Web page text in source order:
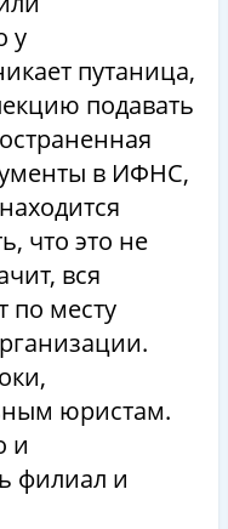
у
путаница,
подавать
в ИФНС,
что это не
вся
по месту
юристам.
и
филиал и